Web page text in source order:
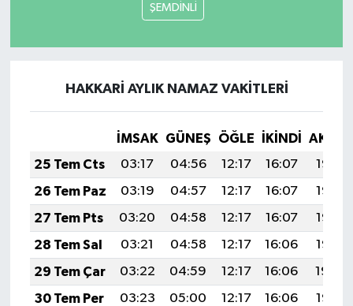
ŞEMDİNLİ
HAKKARİ AYLIK NAMAZ VAKITLERI
İMSAK GÜNEŞ ÖĞLE İKINDI
25 Tem Cts
03:17 04:56 12:17 16:07
19:27
26 Tem Paz
03:19 04:57 12:17 16:07
19:26
27 Tem Pts
03:20 04:58 12:17 16:07
19:26
28 Tem Sal
03:21 04:58 12:17 16:06
19:25
29 Tem Çar
03:22 04:59 12:17 16:06
19:24
30 Tem Per
03:23 05:00 12:17 16:06
19:23